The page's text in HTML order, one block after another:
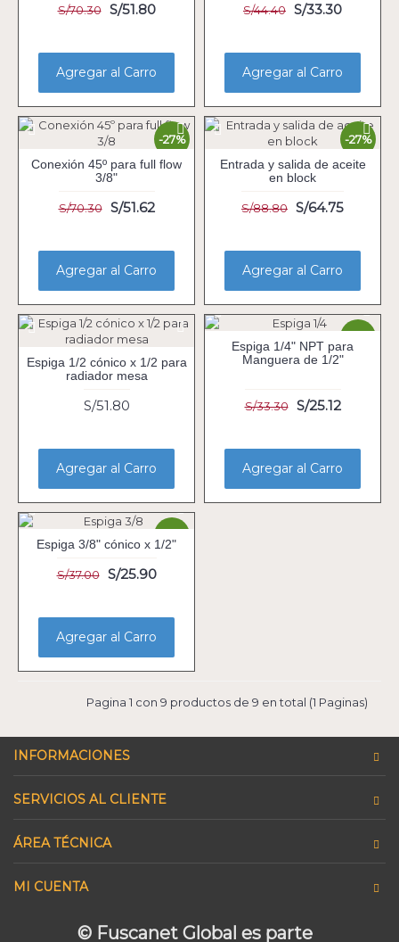
S/70.30 S/51.80
Agregar al Carro
S/44.40 S/33.30
Agregar al Carro
-27%
Conexión 45º para full flow
3/8"
S/70.30 S/51.62
Agregar al Carro
-27%
Entrada y salida de aceite
en block
S/88.80 S/64.75
Agregar al Carro
Espiga 1/2 cónico x 1/2 para
radiador mesa
S/51.80
Agregar al Carro
Espiga 1/4" NPT para
Manguera de 1/2"
S/33.30 S/25.12
Agregar al Carro
Espiga 3/8" cónico x 1/2"
S/37.00 S/25.90
Agregar al Carro
Pagina 1 con 9 productos de 9 en total (1 Paginas)
INFORMACIONES
SERVICIOS AL CLIENTE
ÁREA TÉCNICA
MI CUENTA
© Fuscanet Global es parte